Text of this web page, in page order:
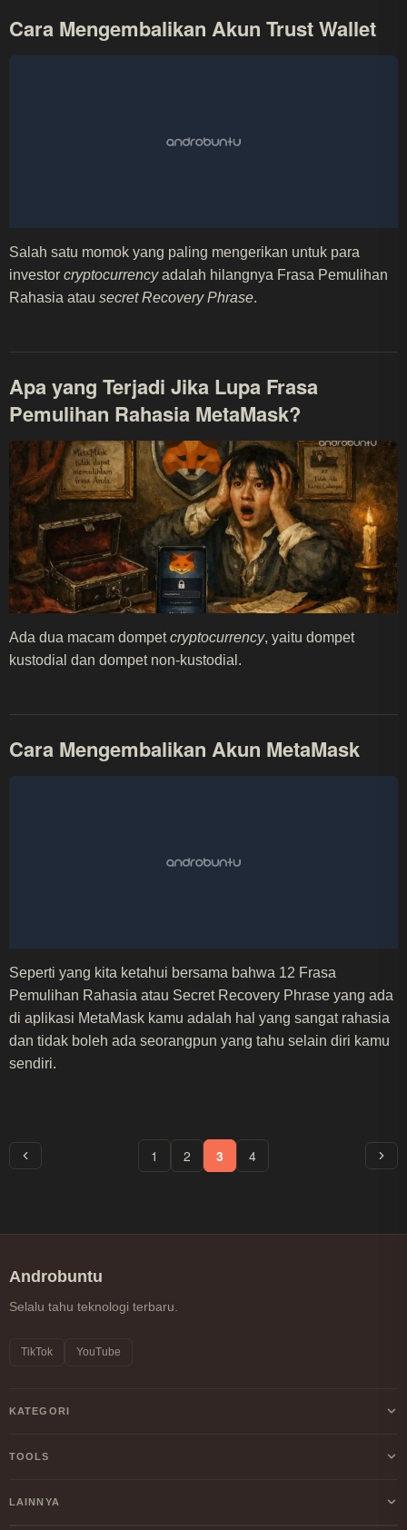
Cara Mengembalikan Akun Trust Wallet
Salah satu momok yang paling mengerikan untuk para
investor cryptocurrencyadalah hilangnya Frasa Pemulihan
Rahasia atau secret Recovery Phrase.
Apa yang Terjadi Jika Lupa Frasa
Pemulihan Rahasia MetaMask?
Ada dua macam dompetcryptocurrency, yaitu dompet
kustodial dan dompet non-kustodial.
Cara Mengembalikan Akun MetaMask
Seperti yang kita ketahui bersama bahwa 12 Frasa
Pemulihan Rahasia atau Secret Recovery Phrase yang ada
di aplikasi MetaMask kamu adalah hal yang sangat rahasia
dan tidak boleh ada seorangpun yang tahu selain diri kamu
sendiri.
1 2 3 4
Androbuntu
Selalu tahu teknologi terbaru.
TikTok YouTube
KATEGORI
Android
TOOLS
Kalkulator Profit/Loss Crypto
LAINNYA